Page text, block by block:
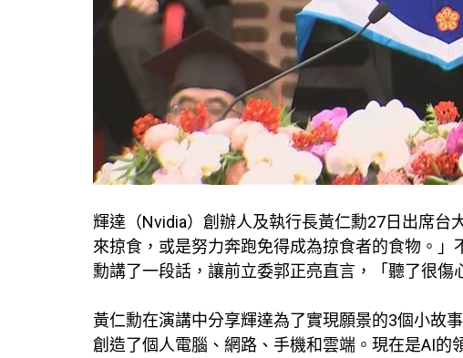
輝達（Nvidia）創辦人及執行長黃仁勳27日出席
來掠食，或是努力奔跑免得成為掠食者的食物。
勳講了一段話，讓前立委郭正亮直言，「聽了很傷
黃仁勳在演講中分享輝達為了實現願景的3個小故
創造了個人電腦、網路、手機和雲端。現在是AI